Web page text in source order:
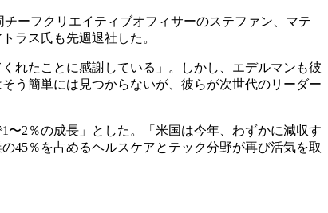
ーフクリエイティブオフィサーのステファン、マテ
ラス氏も先週退社した。
れたことに感謝している」。しかし、エデルマンも彼
う簡単には見つからないが、彼らが次世代のリーダー
〜2％の成長」とした。「米国は今年、わずかに減収す
45％を占めるヘルスケアとテック分野が再び活気を取